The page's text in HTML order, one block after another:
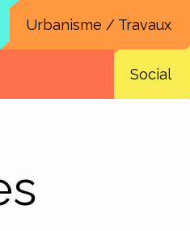
Urbanisme / Travaux
Social